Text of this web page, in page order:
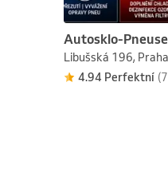
Autosklo-
Libušská 196, Praha
4.94 Perfektní